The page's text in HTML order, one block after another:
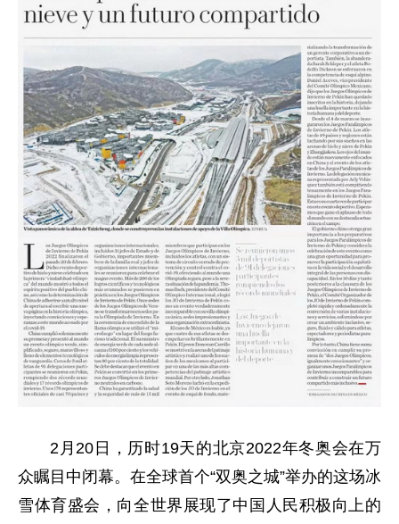
2月20日，历时19天的北京2022年冬奥会在万
众瞩目中闭幕。在全球首个“双奥之城”举办的这场冰
雪体育盛会，向全世界展现了中国人民积极向上的